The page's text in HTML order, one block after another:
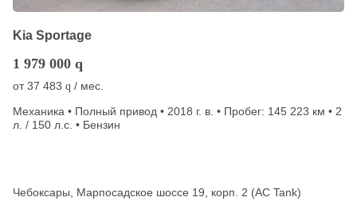
Kia Sportage
1 979 000 q
от37 483 q / мес.
Механика • Полный привод • 2018 г. в. • Пробег: 145 223 км • 2
л. / 150 л.с. • Бензин
Чебоксары, Марпосадское шоссе 19, корп. 2 (АС Tank)